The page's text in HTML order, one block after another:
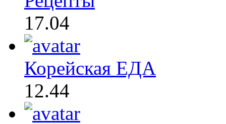
17.04
Корейская ЕДА
12.44